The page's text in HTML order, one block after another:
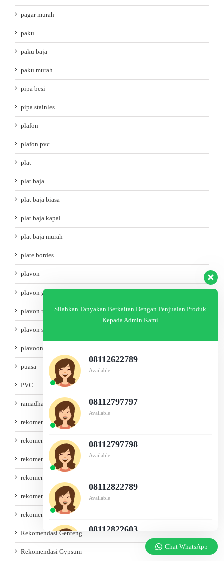
pagar murah
paku
paku baja
paku murah
pipa besi
pipa stainles
plafon
plafon pvc
plat
plat baja
plat baja biasa
plat baja kapal
plat baja murah
plate bordes
plavon
plavon grc
plavon murah
plavon semarang
plavoon grc
puasa
PVC
ramadhan
rekomendasi atap
rekomendasi baja
rekomendasi baja ringan
rekomendasi besi
rekomendasi besi pipa stainles
rekomendasi bondek murah
Rekomendasi Genteng
Rekomendasi Gypsum
Silahkan Tanyakan Berkaitan Dengan Penjualan Produk
Kepada Admin Kami
08112622789
Available
08112797797
Available
08112797798
Available
08112822789
Available
08112822603
Chat WhatsApp